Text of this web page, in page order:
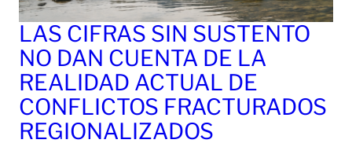
LAS CIFRAS SIN SUSTENTO
NO DAN CUENTA DE LA
REALIDAD ACTUAL DE
CONFLICTOS FRACTURADOS
REGIONALIZADOS